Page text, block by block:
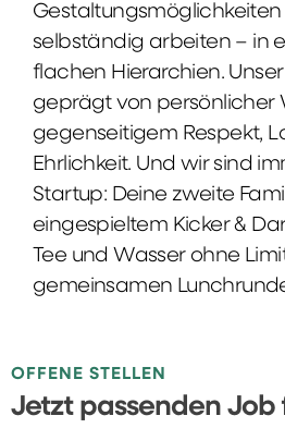
selbständig arbeiten – in
flachen Hierarchien.
geprägt von persönlicher
gegenseitigem Respekt,
Ehrlichkeit. Und wir sind
Startup: Deine zweite
eingespieltem Kicker &
Tee und Wasser ohne
gemeinsamen
OFFENE STELLEN
Jetzt passenden Job